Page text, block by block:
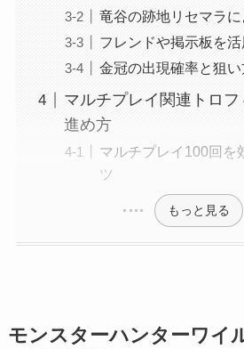
竜谷の跡地リセマラ
フレンドや掲示板を
金冠の出現確率と狙い
マルチプレイ関連トロ
進め方
マルチプレイ100回を
ツ
もっと見る
モンスターハンターワイ